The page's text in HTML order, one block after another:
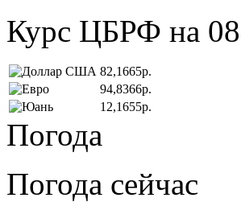
Курс ЦБРФ на
82,1665р.
94,8366р.
12,1655р.
Погода
Погода сейчас